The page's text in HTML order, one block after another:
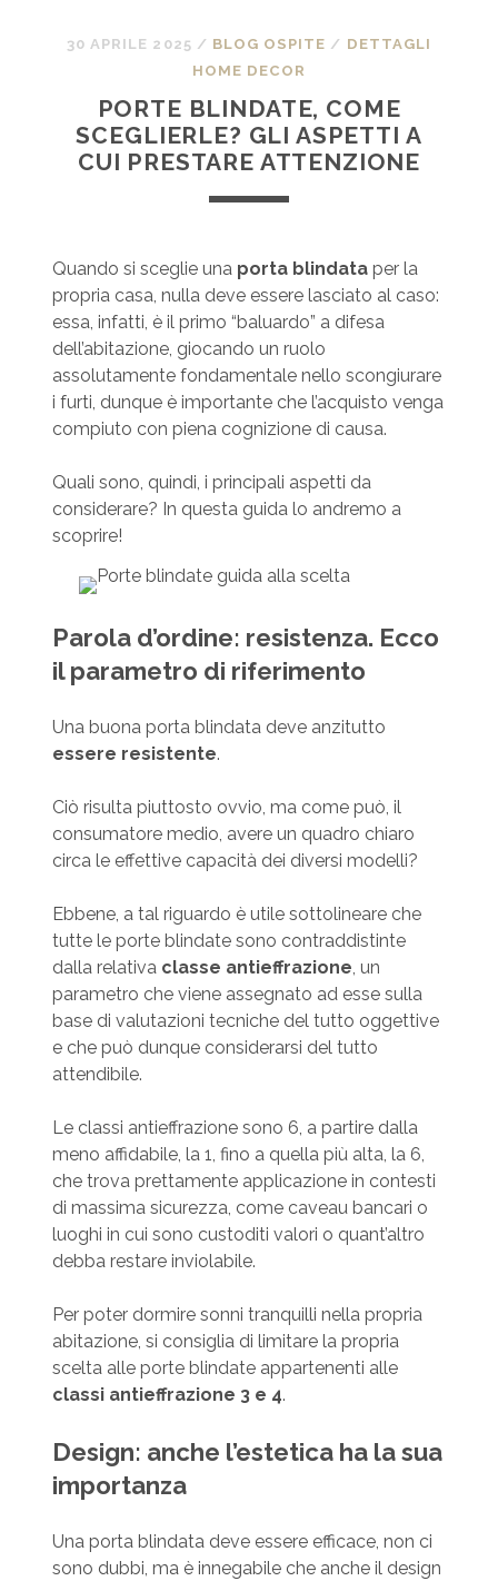
30 APRILE 2025 / BLOG OSPITE / DETTAGLI
HOME DECOR
PORTE BLINDATE, COME
SCEGLIERLE? GLI ASPETTI A
CUI PRESTARE ATTENZIONE
Quando si sceglie una porta blindata per la
propria casa, nulla deve essere lasciato al caso:
essa, infatti, è il primo “baluardo” a difesa
dell’abitazione, giocando un ruolo
assolutamente fondamentale nello scongiurare
i furti, dunque è importante che l’acquisto venga
compiuto con piena cognizione di causa.
Quali sono, quindi, i principali aspetti da
considerare? In questa guida lo andremo a
scoprire!
Parola d’ordine: resistenza. Ecco
il parametro di riferimento
Una buona porta blindata deve anzitutto
essere resistente.
Ciò risulta piuttosto ovvio, ma come può, il
consumatore medio, avere un quadro chiaro
circa le effettive capacità dei diversi modelli?
Ebbene, a tal riguardo è utile sottolineare che
tutte le porte blindate sono contraddistinte
dalla relativa classe antieffrazione, un
parametro che viene assegnato ad esse sulla
base di valutazioni tecniche del tutto oggettive
e che può dunque considerarsi del tutto
attendibile.
Le classi antieffrazione sono 6, a partire dalla
meno affidabile, la 1, fino a quella più alta, la 6,
che trova prettamente applicazione in contesti
di massima sicurezza, come caveau bancari o
luoghi in cui sono custoditi valori o quant’altro
debba restare inviolabile.
Per poter dormire sonni tranquilli nella propria
abitazione, si consiglia di limitare la propria
scelta alle porte blindate appartenenti alle
classi antieffrazione 3 e 4.
Design: anche l’estetica ha la sua
importanza
Una porta blindata deve essere efficace, non ci
sono dubbi, ma è innegabile che anche il design